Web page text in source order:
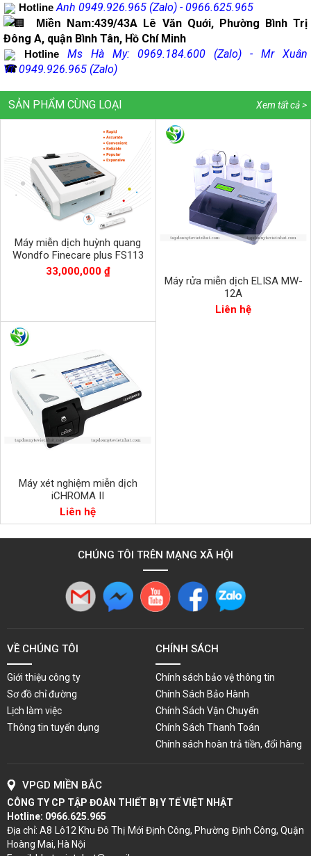
Hotline Anh 0949.926.965 (Zalo) - 0966.625.965
Miền Nam:439/43A Lê Văn Quới, Phường Bình Trị
Đông A, quận Bình Tân, Hồ Chí Minh
Hotline Ms Hà My: 0969.184.600 (Zalo) - Mr Xuân
Vĩ: 0949.926.965 (Zalo)
Xem tất cả >
SẢN PHẨM CÙNG LOẠI
Máy miễn dịch huỳnh quang
Wondfo Finecare plus FS113
33,000,000 ₫
Máy rửa miễn dịch ELISA MW-
12A
Liên hệ
Máy xét nghiệm miễn dịch
iCHROMA II
Liên hệ
CHÚNG TÔI TRÊN MẠNG XÃ HỘI
VỀ CHÚNG TÔI
Giới thiệu công ty
Sơ đồ chỉ đường
Lịch làm việc
Thông tin tuyển dụng
CHÍNH SÁCH
Chính sách bảo vệ thông tin
Chính Sách Bảo Hành
Chính Sách Vận Chuyển
Chính Sách Thanh Toán
Chính sách hoàn trả tiền, đổi hàng
VPGD MIỀN BẮC
CÔNG TY CP TẬP ĐOÀN THIẾT BỊ Y TẾ VIỆT NHẬT
Hotline: 0966.625.965
Địa chỉ: A8 Lô12 Khu Đô Thị Mới Định Công, Phường Định Công, Quận
Hoàng Mai, Hà Nội